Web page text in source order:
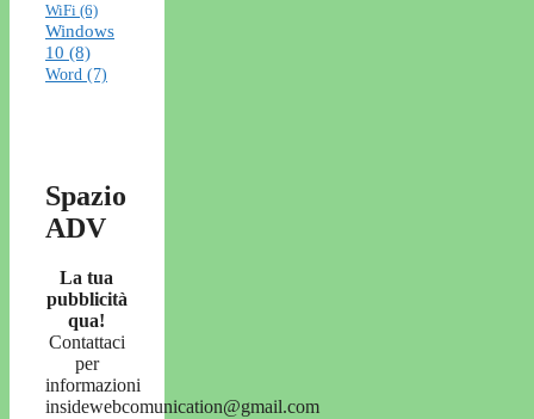
WiFi (6)
Windows
10 (8)
Word (7)
Spazio
ADV
La tua
pubblicità
qua!
Contattaci
per
informazioni
insidewebcomunication@gmail.com